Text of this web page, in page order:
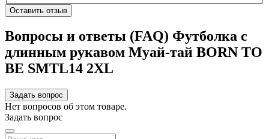
Оставить отзыв
Вопросы и ответы (FAQ) Футболка с
длинным рукавом Муай-тай BORN TO
BE SMTL14 2XL
Задать вопрос
Нет вопросов об этом товаре.
Задать вопрос